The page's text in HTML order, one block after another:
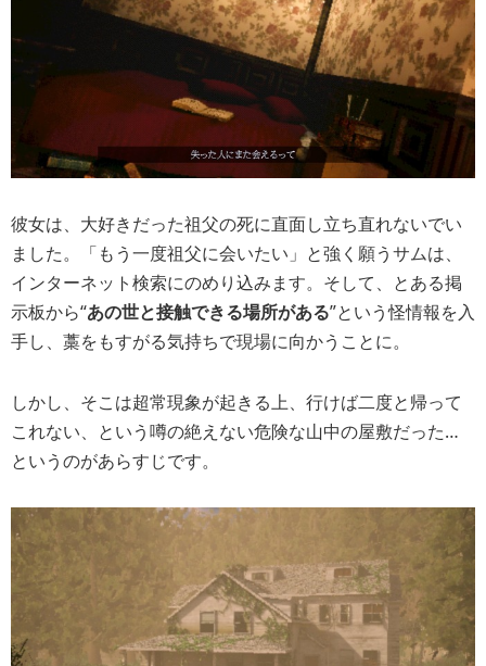
彼女は、大好きだった祖父の死に直面し立ち直れないでい
ました。「もう一度祖父に会いたい」と強く願うサムは、
インターネット検索にのめり込みます。そして、とある掲
示板から“あの世と接触できる場所がある”という怪情報を入
手し、藁をもすがる気持ちで現場に向かうことに。
しかし、そこは超常現象が起きる上、行けば二度と帰って
これない、という噂の絶えない危険な山中の屋敷だった…
というのがあらすじです。